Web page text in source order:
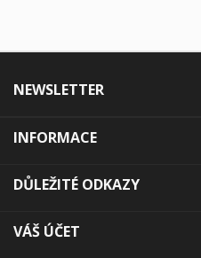
NEWSLETTER
INFORMACE
DŮLEŽITÉ ODKAZY
VÁŠ ÚČET